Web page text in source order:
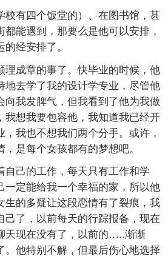
校有四个饭堂的）、在图书馆，甚
能遇到，那要么是他可以安排，
经安排了。
理成章的事了。快毕业的时候，他
地去学了我的设计学专业，尽管他
向我发脾气，但我看到了他为我做
我想我要包容他，我知道我已经开
我也不想我们两个分手。或许，
是每个女孩都有的梦想吧。
自己的工作，每天只有工作和学
一定能给我一个幸福的家，所以他
生的多疑让这段恋情有了裂痕，我
己了，以前每天的行踪报备，现在
天现在没有了，以前的…..渐渐
。他特别不解，但最后伤心地选择